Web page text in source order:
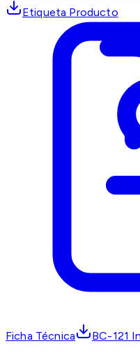
Etiqueta Producto
Ficha Técnica BC-121